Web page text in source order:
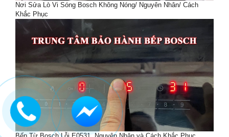
Nơi Sửa Lò Vi Sóng Bosch Không Nóng/ Nguyên Nhân/ Cách
Khắc Phục